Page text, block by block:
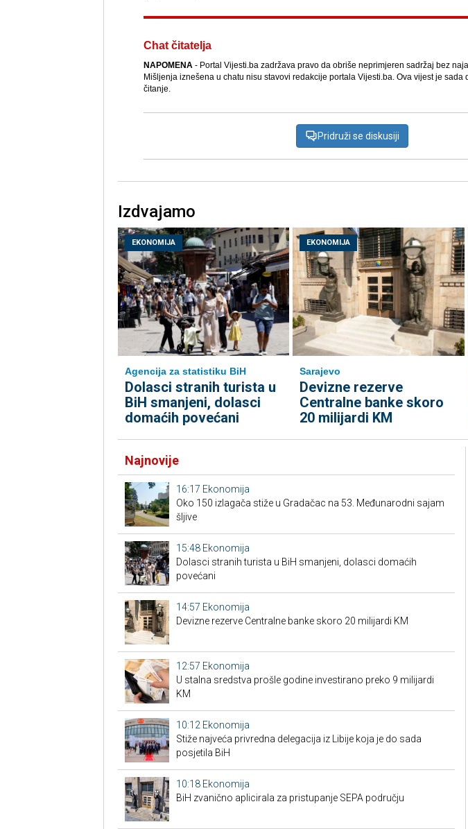
Chat čitatelja
NAPOMENA - Portal Vijesti.ba zadržava pravo da obriše neprimjeren sadržaj bez
Mišljenja iznešena u chatu nisu stavovi redakcije portala Vijesti.ba. Ova vijest je sada
čitanje.
Pridruži se diskusiji
Izdvajamo
EKONOMIJA
Agencija za statistiku BiH
Dolasci stranih turista u
BiH smanjeni, dolasci
domaćih povećani
EKONOMIJA
Sarajevo
Devizne rezerve
Centralne banke skoro
20 milijardi KM
Najnovije
16:17 Ekonomija
Oko 150 izlagača stiže u Gradačac na 53. Međunarodni sajam
šljive
15:48 Ekonomija
Dolasci stranih turista u BiH smanjeni, dolasci domaćih
povećani
14:57 Ekonomija
Devizne rezerve Centralne banke skoro 20 milijardi KM
12:57 Ekonomija
U stalna sredstva prošle godine investirano preko 9 milijardi
KM
10:12 Ekonomija
Stiže najveća privredna delegacija iz Libije koja je do sada
posjetila BiH
10:18 Ekonomija
BiH zvanično aplicirala za pristupanje SEPA području